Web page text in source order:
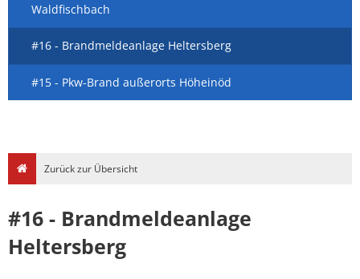
Waldfischbach
#16 - Brandmeldeanlage Heltersberg
#15 - Pkw-Brand außerorts Höheinöd
Zurück zur Übersicht
#16 - Brandmeldeanlage
Heltersberg